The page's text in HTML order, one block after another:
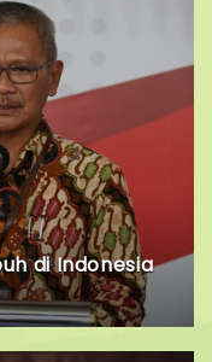
di Indonesia